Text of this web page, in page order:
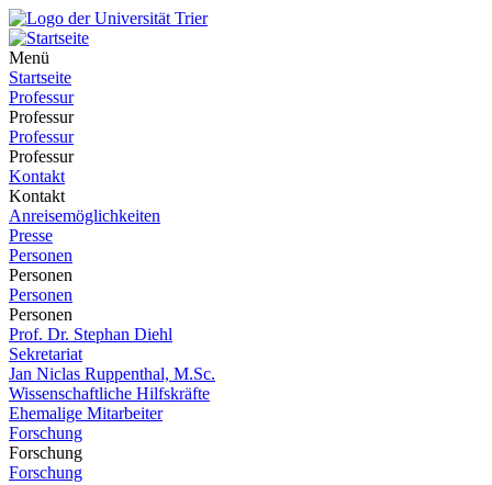
Menü
Startseite
Professur
Professur
Professur
Professur
Kontakt
Kontakt
Anreisemöglichkeiten
Presse
Personen
Personen
Personen
Personen
Prof. Dr. Stephan Diehl
Sekretariat
Jan Niclas Ruppenthal, M.Sc.
Wissenschaftliche Hilfskräfte
Ehemalige Mitarbeiter
Forschung
Forschung
Forschung